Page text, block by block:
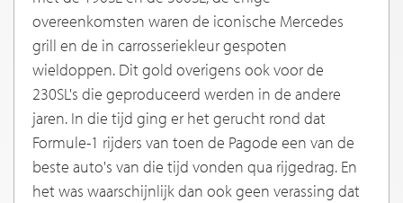
overeenkomsten waren de iconische Mercedes
grill en de in carrosseriekleur gespoten
wieldoppen. Dit gold overigens ook voor de
230SL's die geproduceerd werden in de andere
jaren. In die tijd ging er het gerucht rond dat
Formule-1 rijders van toen de Pagode een van de
beste auto's van die tijd vonden qua rijgedrag. En
het was waarschijnlijk dan ook geen verassing dat